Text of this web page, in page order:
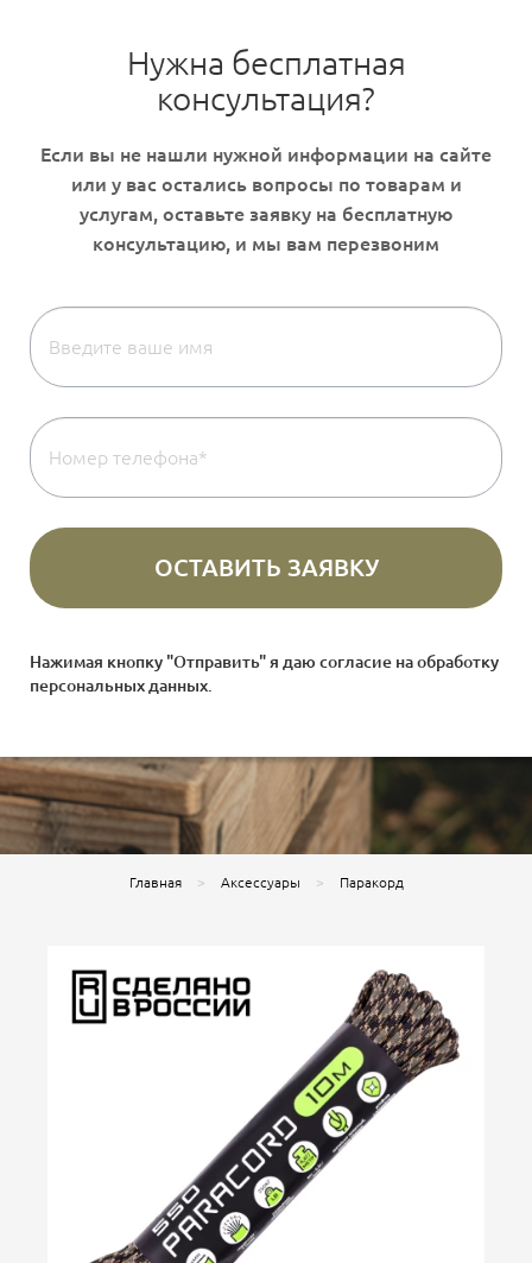
Нужна бесплатная
консультация?
Нажимая кнопку "Отправить" я даю согласие наобработку
персональных данных
Главная Аксессуары Паракорд